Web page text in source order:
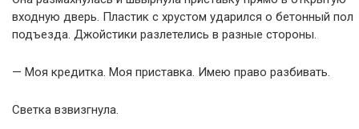
входную дверь. Пластик с хрустом ударился о бетонный пол
подъезда. Джойстики разлетелись в разные стороны.
— Моя кредитка. Моя приставка. Имею право разбивать.
Светка взвизгнула.